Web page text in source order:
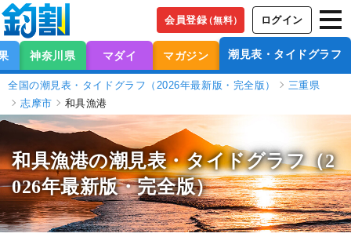
会員登録（無料） ログイン
神奈川県 マダイ マガジン 潮見表・タイドグラフ
全国の潮見表・タイドグラフ（2026年最新版・完全版）
三重県
志摩市
和具漁港
和具漁港の潮見表・タイドグラフ（2
026年最新版・完全版）